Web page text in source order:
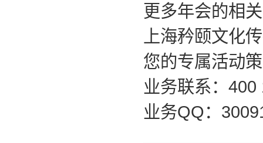
更多年会的相
上海矜颐文化
您的专属活动
业务联系：400
业务QQ：